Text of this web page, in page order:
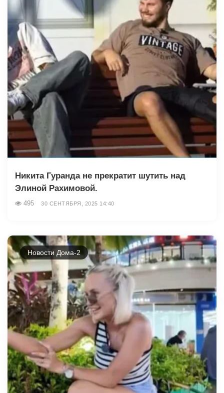
Никита Гуранда не прекратит шутить над
Элиной Рахимовой.
495 30 СЕНТЯБРЯ, 2025 14:40
Новости Дома-2